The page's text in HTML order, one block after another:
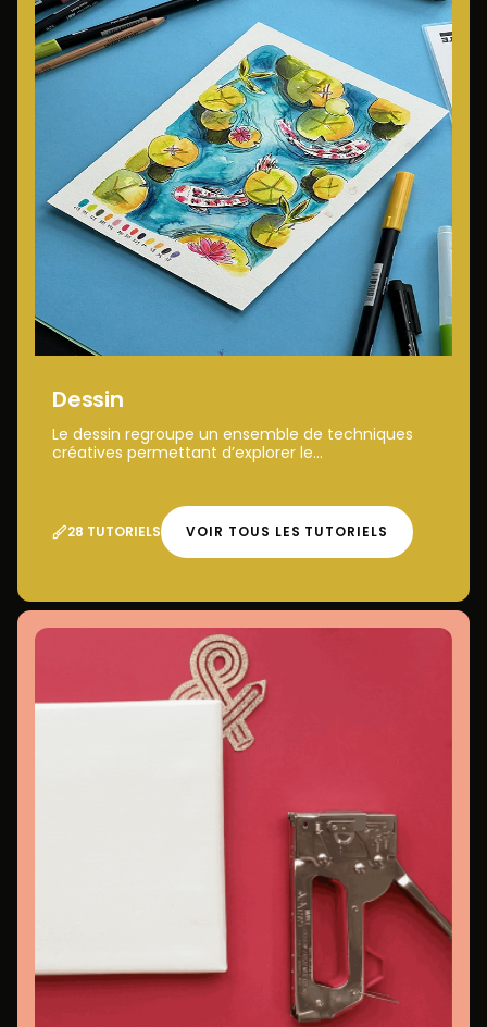
Dessin
Le dessin regroupe un ensemble de techniques
créatives permettant d’explorer le...
28 TUTORIELS VOIR TOUS LES TUTORIELS